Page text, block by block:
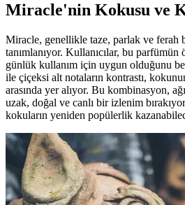
Miracle'nin Kokusu ve
Miracle, genellikle taze, parlak ve ferah
tanımlanıyor. Kullanıcılar, bu
günlük kullanım için uygun olduğunu
ile çiçeksi alt notaların kontrastı,
arasında yer alıyor. Bu kombinasyon,
uzak, doğal ve canlı bir izlenim
kokuların yeniden popülerlik